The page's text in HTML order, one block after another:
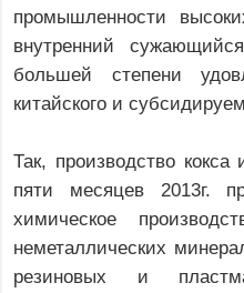
промышленности
внутренний
большей степени
китайского и
Так, производство
пяти месяцев 2013г.
химическое
неметаллических
резиновых и